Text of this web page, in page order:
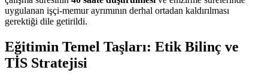
uygulanan işçi-memur ayrımının derhal ortadan kaldırılması
gerektiği dile getirildi.
Eğitimin Temel Taşları: Etik Bilinç ve
TİS Stratejisi